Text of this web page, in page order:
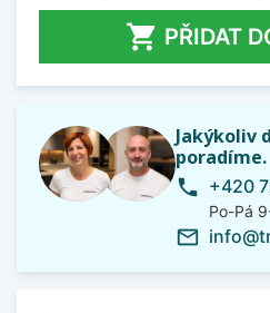
 PŘIDAT
Jakýkoliv
poradíme.
phone +420
Po-Pá
mail_outline